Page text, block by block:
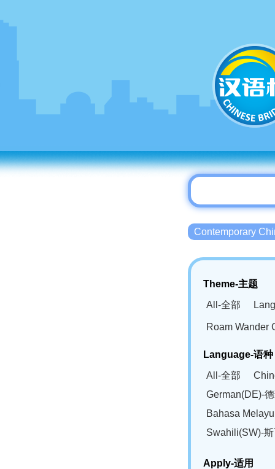
Contemporary
Theme-主题
All-全部
Roam Wander
Language-语种
All-全部
German(DE)-
Bahasa
Swahili(SW)-
Apply-适用